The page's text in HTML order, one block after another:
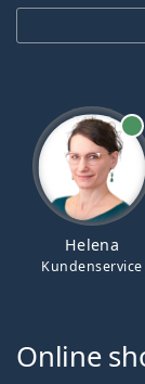
Helena
Kundenservice
Online